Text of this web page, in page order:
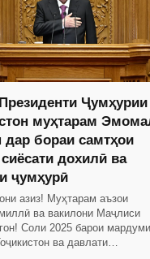
Ҷумҳурии
муҳтарам
дар бораи самтҳои
дохилӣ ва
ҷумҳурӣ
азиз! Муҳтарам аъзои
ва вакилони Маҷлиси
Соли 2025 барои мардуми
ва давлати